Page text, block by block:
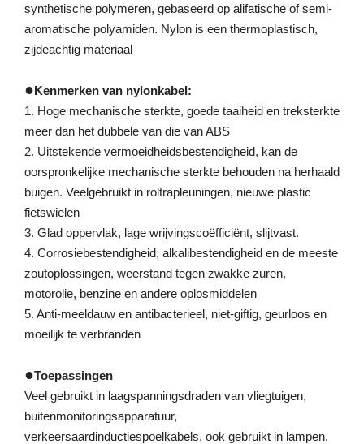
synthetische polymeren, gebaseerd op alifatische of semi-
aromatische polyamiden. Nylon is een thermoplastisch,
zijdeachtig materiaal
●Kenmerken van nylonkabel:
1. Hoge mechanische sterkte, goede taaiheid en treksterkte
meer dan het dubbele van die van ABS
2. Uitstekende vermoeidheidsbestendigheid, kan de
oorspronkelijke mechanische sterkte behouden na herhaald
buigen. Veelgebruikt in roltrapleuningen, nieuwe plastic
fietswielen
3. Glad oppervlak, lage wrijvingscoëfficiënt, slijtvast.
4. Corrosiebestendigheid, alkalibestendigheid en de meeste
zoutoplossingen, weerstand tegen zwakke zuren,
motorolie, benzine en andere oplosmiddelen
5. Anti-meeldauw en antibacterieel, niet-giftig, geurloos en
moeilijk te verbranden
●Toepassingen
Veel gebruikt in laagspanningsdraden van vliegtuigen,
buitenmonitoringsapparatuur,
verkeersaardinductiespoelkabels, ook gebruikt in lampen,